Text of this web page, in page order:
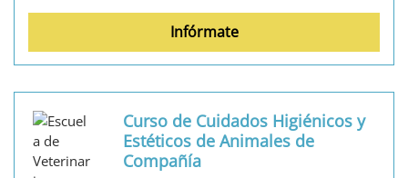
Infórmate
Curso de Cuidados Higiénicos y
Estéticos de Animales de
Compañía